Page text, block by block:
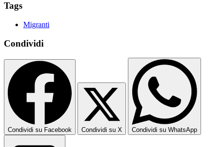
Tags
Migranti
Condividi
Condividi su Facebook Condividi su X Condividi su WhatsApp